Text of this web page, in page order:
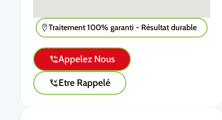
Traitement 100% garanti - Résultat durable
Appelez Nous
Etre Rappelé